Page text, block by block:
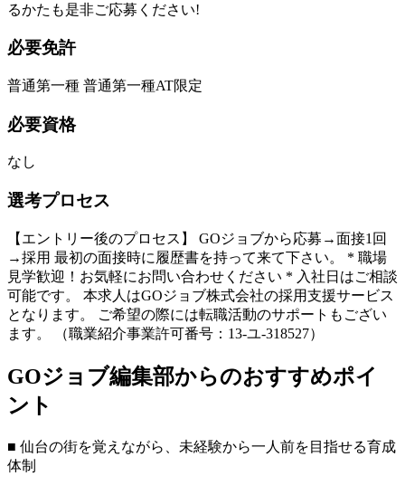
るかたも是非ご応募ください!
必要免許
普通第一種 普通第一種AT限定
必要資格
なし
選考プロセス
【エントリー後のプロセス】 GOジョブから応募→面接1回
→採用 最初の面接時に履歴書を持って来て下さい。 * 職場
見学歓迎！お気軽にお問い合わせください * 入社日はご相談
可能です。 本求人はGOジョブ株式会社の採用支援サービス
となります。 ご希望の際には転職活動のサポートもござい
ます。 （職業紹介事業許可番号：13-ユ-318527）
GOジョブ編集部からのおすすめポイ
ント
■ 仙台の街を覚えながら、未経験から一人前を目指せる育成
体制